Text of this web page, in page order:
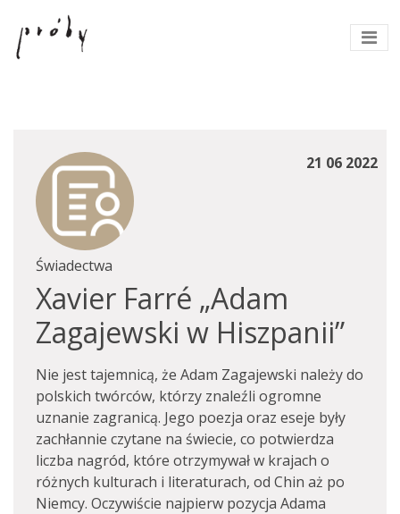
21 06 2022
Świadectwa
Xavier Farré „Adam
Zagajewski w Hiszpanii”
Nie jest tajemnicą, że Adam Zagajewski należy do
polskich twórców, którzy znaleźli ogromne
uznanie zagranicą. Jego poezja oraz eseje były
zachłannie czytane na świecie, co potwierdza
liczba nagród, które otrzymywał w krajach o
różnych kulturach i literaturach, od Chin aż po
Niemcy. Oczywiście najpierw pozycja Adama